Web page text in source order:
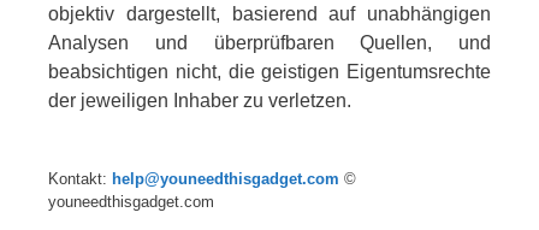
objektiv dargestellt, basierend auf unabhängigen
Analysen und überprüfbaren Quellen, und
beabsichtigen nicht, die geistigen Eigentumsrechte
der jeweiligen Inhaber zu verletzen.
Kontakt: help@youneedthisgadget.com ©
youneedthisgadget.com